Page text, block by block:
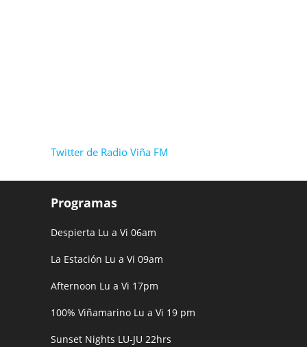
Twitter de Radio Viña FM
Programas
Despierta Lu a Vi 06am
La Estación Lu a Vi 09am
Afternoon Lu a Vi 17pm
100% Viñamarino Lu a Vi 19 pm
Sunset Nights LU-JU 22hrs